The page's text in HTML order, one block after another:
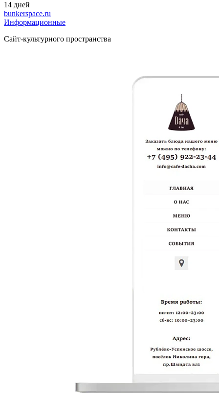
14 дней
bunkerspace.ru
Информационные
Cайт-культурного пространства